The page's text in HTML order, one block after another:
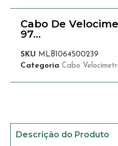
Cabo De
97…
SKU MLB1064500239
Categoria Cabo
Descrição do Produto